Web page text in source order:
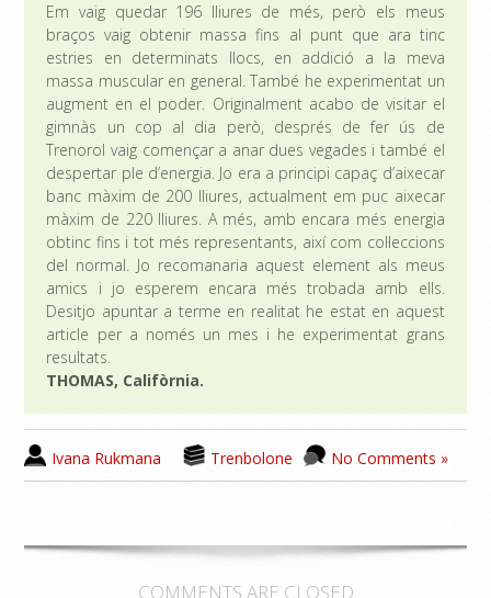
Em vaig quedar 196 lliures de més, però els meus
braços vaig obtenir massa fins al punt que ara tinc
estries en determinats llocs, en addició a la meva
massa muscular en general. També he experimentat un
augment en el poder. Originalment acabo de visitar el
gimnàs un cop al dia però, després de fer ús de
Trenorol vaig començar a anar dues vegades i també el
despertar ple d’energia. Jo era a principi capaç d’aixecar
banc màxim de 200 lliures, actualment em puc aixecar
màxim de 220 ​​lliures. A més, amb encara més energia
obtinc fins i tot més representants, així com col·leccions
del normal. Jo recomanaria aquest element als meus
amics i jo esperem encara més trobada amb ells.
Desitjo apuntar a terme en realitat he estat en aquest
article per a només un mes i he experimentat grans
resultats.
THOMAS, Califòrnia.
Ivana Rukmana Trenbolone No Comments »
COMMENTS ARE CLOSED